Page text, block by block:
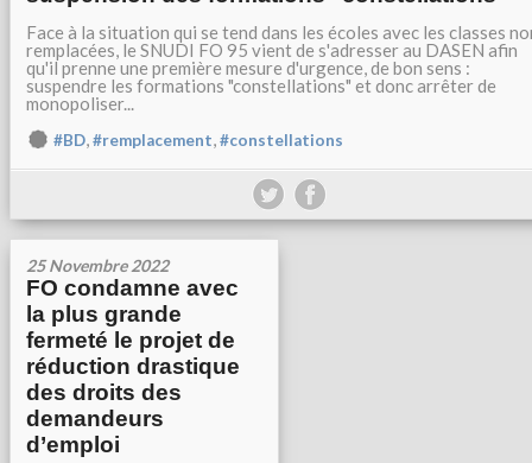
Face à la situation qui se tend dans les écoles avec les classes
remplacées, le SNUDI FO 95 vient de s'adresser au DASEN afin
qu'il prenne une première mesure d'urgence, de bon sens :
suspendre les formations "constellations" et donc arrêter de
monopoliser...
#BD,#remplacement,#constellations
25 Novembre 2022
FO condamne avec
la plus grande
fermeté le projet de
réduction drastique
des droits des
demandeurs
d’emploi